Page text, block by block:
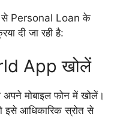
से Personal Loan के
दी जा रही है:
App खोलें
अपने मोबाइल फोन में खोलें।
इसे आधिकारिक स्रोत से